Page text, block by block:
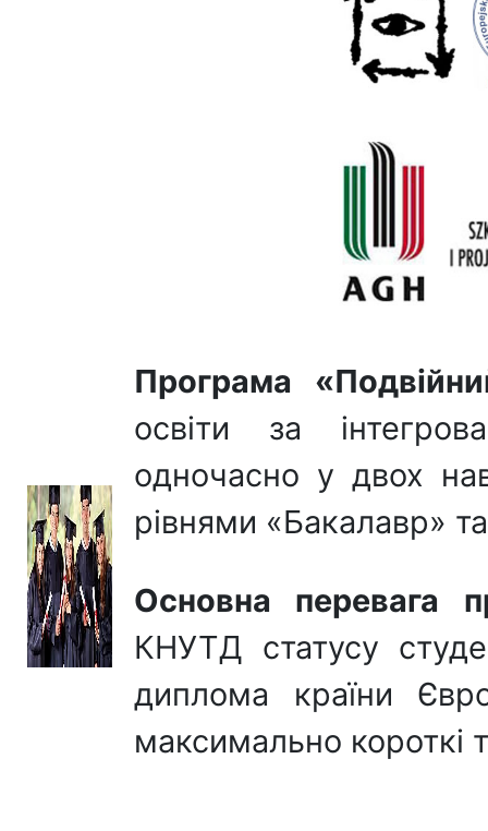
Програма
освіти за
одночасно у двох
рівнями «Бакалавр»
Основна перевага
КНУТД статусу
диплома країни
максимально короткі